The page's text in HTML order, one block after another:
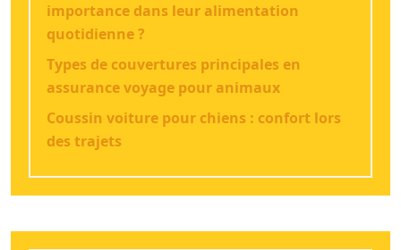
importance dans leur alimentation
quotidienne ?
Types de couvertures principales en
assurance voyage pour animaux
Coussin voiture pour chiens : confort lors
des trajets